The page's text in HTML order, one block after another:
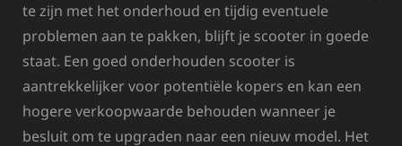
te zijn met het onderhoud en tijdig eventuele
problemen aan te pakken, blijft je scooter in goede
staat. Een goed onderhouden scooter is
aantrekkelijker voor potentiële kopers en kan een
hogere verkoopwaarde behouden wanneer je
besluit om te upgraden naar een nieuw model. Het